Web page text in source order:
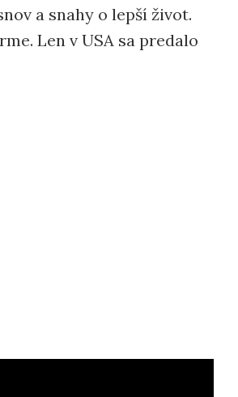
a snahy o lepší život.
Len v USA sa predalo